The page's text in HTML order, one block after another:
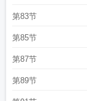
第83节
第85节
第87节
第89节